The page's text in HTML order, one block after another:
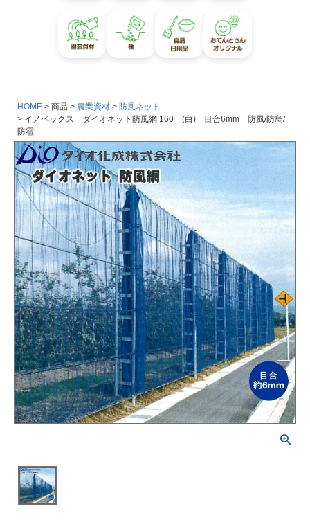
HOME 商品 農業資材
防風ネット
イノベックス ダイオネット防風網 160 (白) 目合6mm 防風/防鳥/
防雹